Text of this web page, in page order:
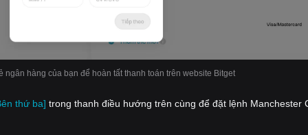
ngân hàng của bạn để hoàn tất thanh toán trên website Bitget
thứ ba] trong thanh điều hướng trên cùng để đặt lệnh Manchester